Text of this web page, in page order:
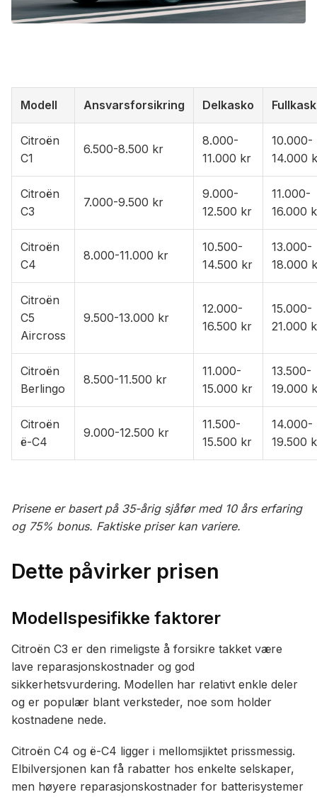
Modell Ansvarsforsikring Delkasko
Citroën
C1
6.500-8.500 kr
8.000-
11.000 kr
10.000-
14.000
Citroën
C3
7.000-9.500 kr
9.000-
12.500 kr
11.000-
16.000
Citroën
C4
8.000-11.000 kr
10.500-
14.500 kr
13.000-
18.000
Citroën
C5
Aircross
9.500-13.000 kr
12.000-
16.500 kr
15.000-
21.000
Citroën
Berlingo
8.500-11.500 kr
11.000-
15.000 kr
13.500-
19.000
Citroën
ë-C4
9.000-12.500 kr
11.500-
15.500 kr
14.000-
19.500
Prisene er basert på 35-årig sjåfør med 10 års erfaring
og 75% bonus. Faktiske priser kan variere.
Dette påvirker prisen
Modellspesifikke faktorer
Citroën C3 er den rimeligste å forsikre takket være
lave reparasjonskostnader og god
sikkerhetsvurdering. Modellen har relativt enkle deler
og er populær blant verksteder, noe som holder
kostnadene nede.
Citroën C4 og ë-C4 ligger i mellomsjiktet prissmessig.
Elbilversjonen kan få rabatter hos enkelte selskaper,
men høyere reparasjonskostnader for batterisystemer